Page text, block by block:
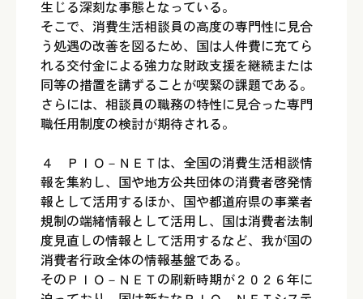
生じる深刻な事態となっている。
そこで、消費生活相談員の高度の専門性に見合
う処遇の改善を図るため、国は人件費に充てら
れる交付金による強力な財政支援を継続または
同等の措置を講ずることが喫緊の課題である。
さらには、相談員の職務の特性に見合った専門
職任用制度の検討が期待される。
４ ＰＩＯ－ＮＥＴは、全国の消費生活相談情
報を集約し、国や地方公共団体の消費者啓発情
報として活用するほか、国や都道府県の事業者
規制の端緒情報として活用し、国は消費者法制
度見直しの情報として活用するなど、我が国の
消費者行政全体の情報基盤である。
そのＰＩＯ－ＮＥＴの刷新時期が２０２６年に